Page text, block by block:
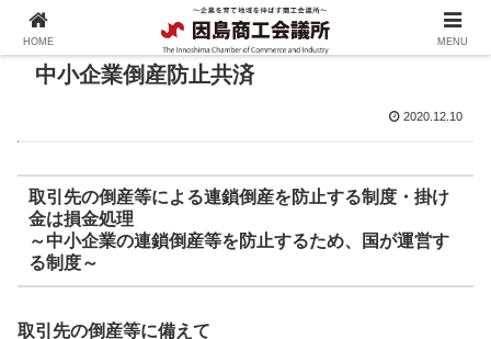
中小企業倒産防止共済
2020.12.10
取引先の倒産等による連鎖倒産を防止する制度・掛け
金は損金処理
～中小企業の連鎖倒産等を防止するため、国が運営す
る制度～
取引先の倒産等に備えて
HOME MENU